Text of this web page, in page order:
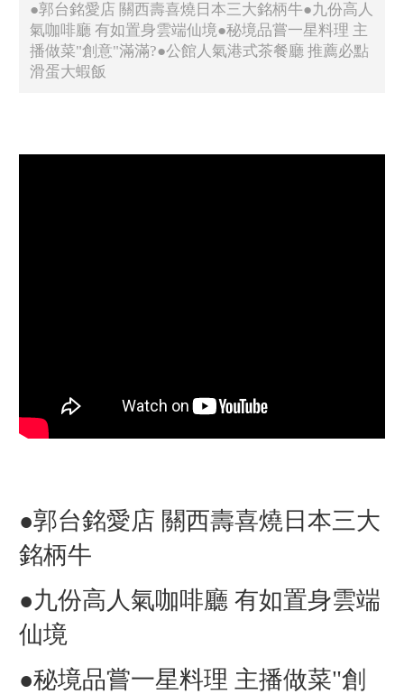
●郭台銘愛店 關西壽喜燒日本三大銘柄牛●九份高人
氣咖啡廳 有如置身雲端仙境●秘境品嘗一星料理 主
播做菜"創意"滿滿?●公館人氣港式茶餐廳 推薦必點
滑蛋大蝦飯
●郭台銘愛店 關西壽喜燒日本三大
銘柄牛
●九份高人氣咖啡廳 有如置身雲端
仙境
●秘境品嘗一星料理 主播做菜"創